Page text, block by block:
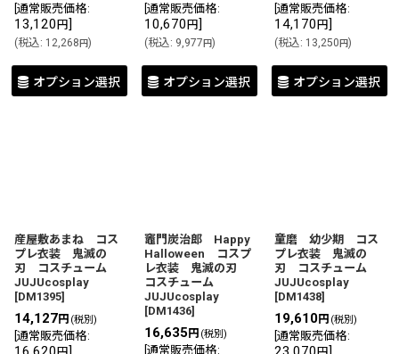
通常販売価格:
13,120 円]
(税込: 12,268円)
オプション選択
通常販売価格:
10,670 円]
(税込: 9,977円)
オプション選択
通常販売価格:
14,170 円]
(税込: 13,250円)
オプション選択
産屋敷あまね コス
プレ衣装 鬼滅の
刃 コスチューム
JUJUcosplay
[DM1395]
14,127円 (税別)
通常販売価格:
竈門炭治郎 Happy
Halloween コスプ
レ衣装 鬼滅の刃
コスチューム
JUJUcosplay
[DM1436]
16,635 円 (税別)
通常販売価格:
童磨 幼少期 コス
プレ衣装 鬼滅の
刃 コスチューム
JUJUcosplay
[DM1438]
19,610円 (税別)
通常販売価格: